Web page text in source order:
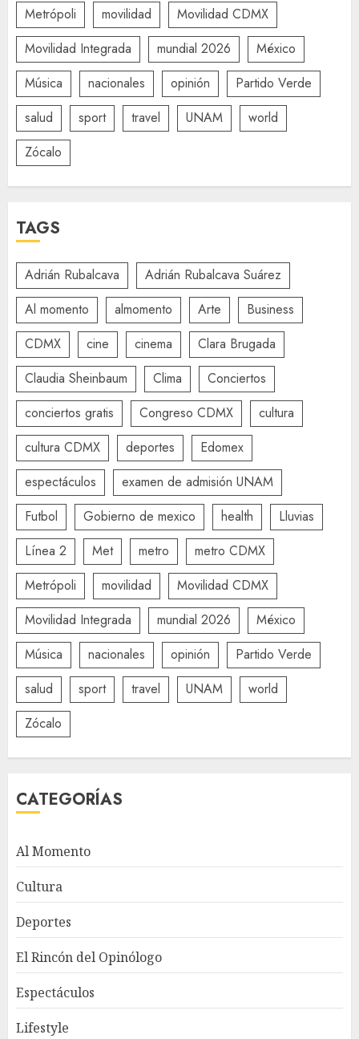
Metrópoli movilidad
Movilidad CDMX
Movilidad Integrada
mundial 2026
México
Música
nacionales opinión
Partido Verde
salud
sport travel UNAM
world
Zócalo
TAGS
Adrián Rubalcava
Adrián Rubalcava Suárez
Al momento
almomento Arte
Business
CDMX
cine cinema
Clara Brugada
Claudia Sheinbaum
Clima
Conciertos
conciertos gratis
Congreso CDMX
cultura
cultura CDMX
deportes
Edomex
espectáculos
examen de admisión UNAM
Futbol
Gobierno de mexico health
Lluvias
Línea 2
Met metro
metro CDMX
Metrópoli
movilidad
Movilidad CDMX
Movilidad Integrada
mundial 2026
México
Música
nacionales opinión
Partido Verde
salud
sport travel UNAM
world
Zócalo
CATEGORÍAS
Al Momento
Cultura
Deportes
El Rincón del Opinólogo
Espectáculos
Lifestyle